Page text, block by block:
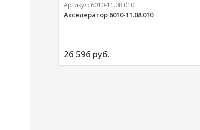
Артикул: 6010-11.08.010
Акселератор 6010-11.08.010
26 596 руб.